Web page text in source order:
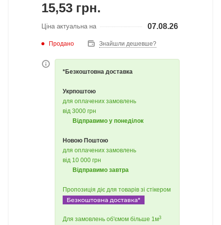
15,53 грн.
Ціна актуальна на 07.08.26
Продано Знайшли дешевше?
*Безкоштовна доставка
Укрпоштою
для оплачених замовлень
від 3000 грн
Відправимо у понеділок
Новою Поштою
для оплачених замовлень
від 10 000 грн
Відправимо завтра
Пропозиція діє для товарів зі стікером
Для замовлень об'ємом більше 1м3